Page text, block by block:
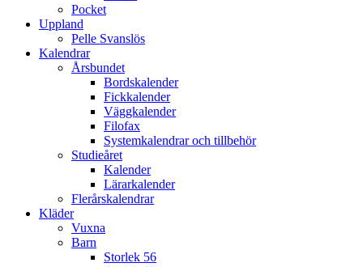
Pocket
Uppland
Pelle Svanslös
Kalendrar
Årsbundet
Bordskalender
Fickkalender
Väggkalender
Filofax
Systemkalendrar och tillbehör
Studieåret
Kalender
Lärarkalender
Flerårskalendrar
Kläder
Vuxna
Barn
Storlek 56